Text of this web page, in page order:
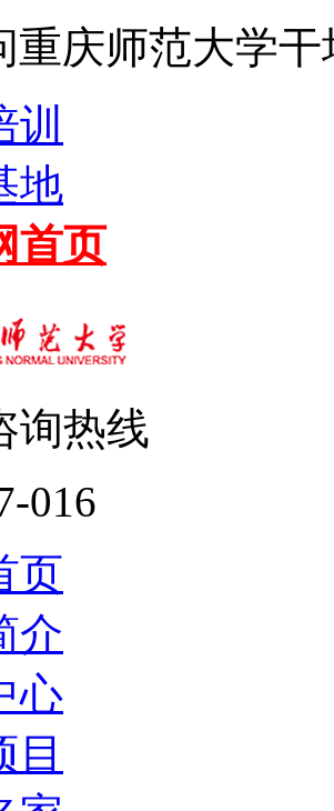
重庆师范大学干
训
地
首页
询热线
016
页
介
心
目